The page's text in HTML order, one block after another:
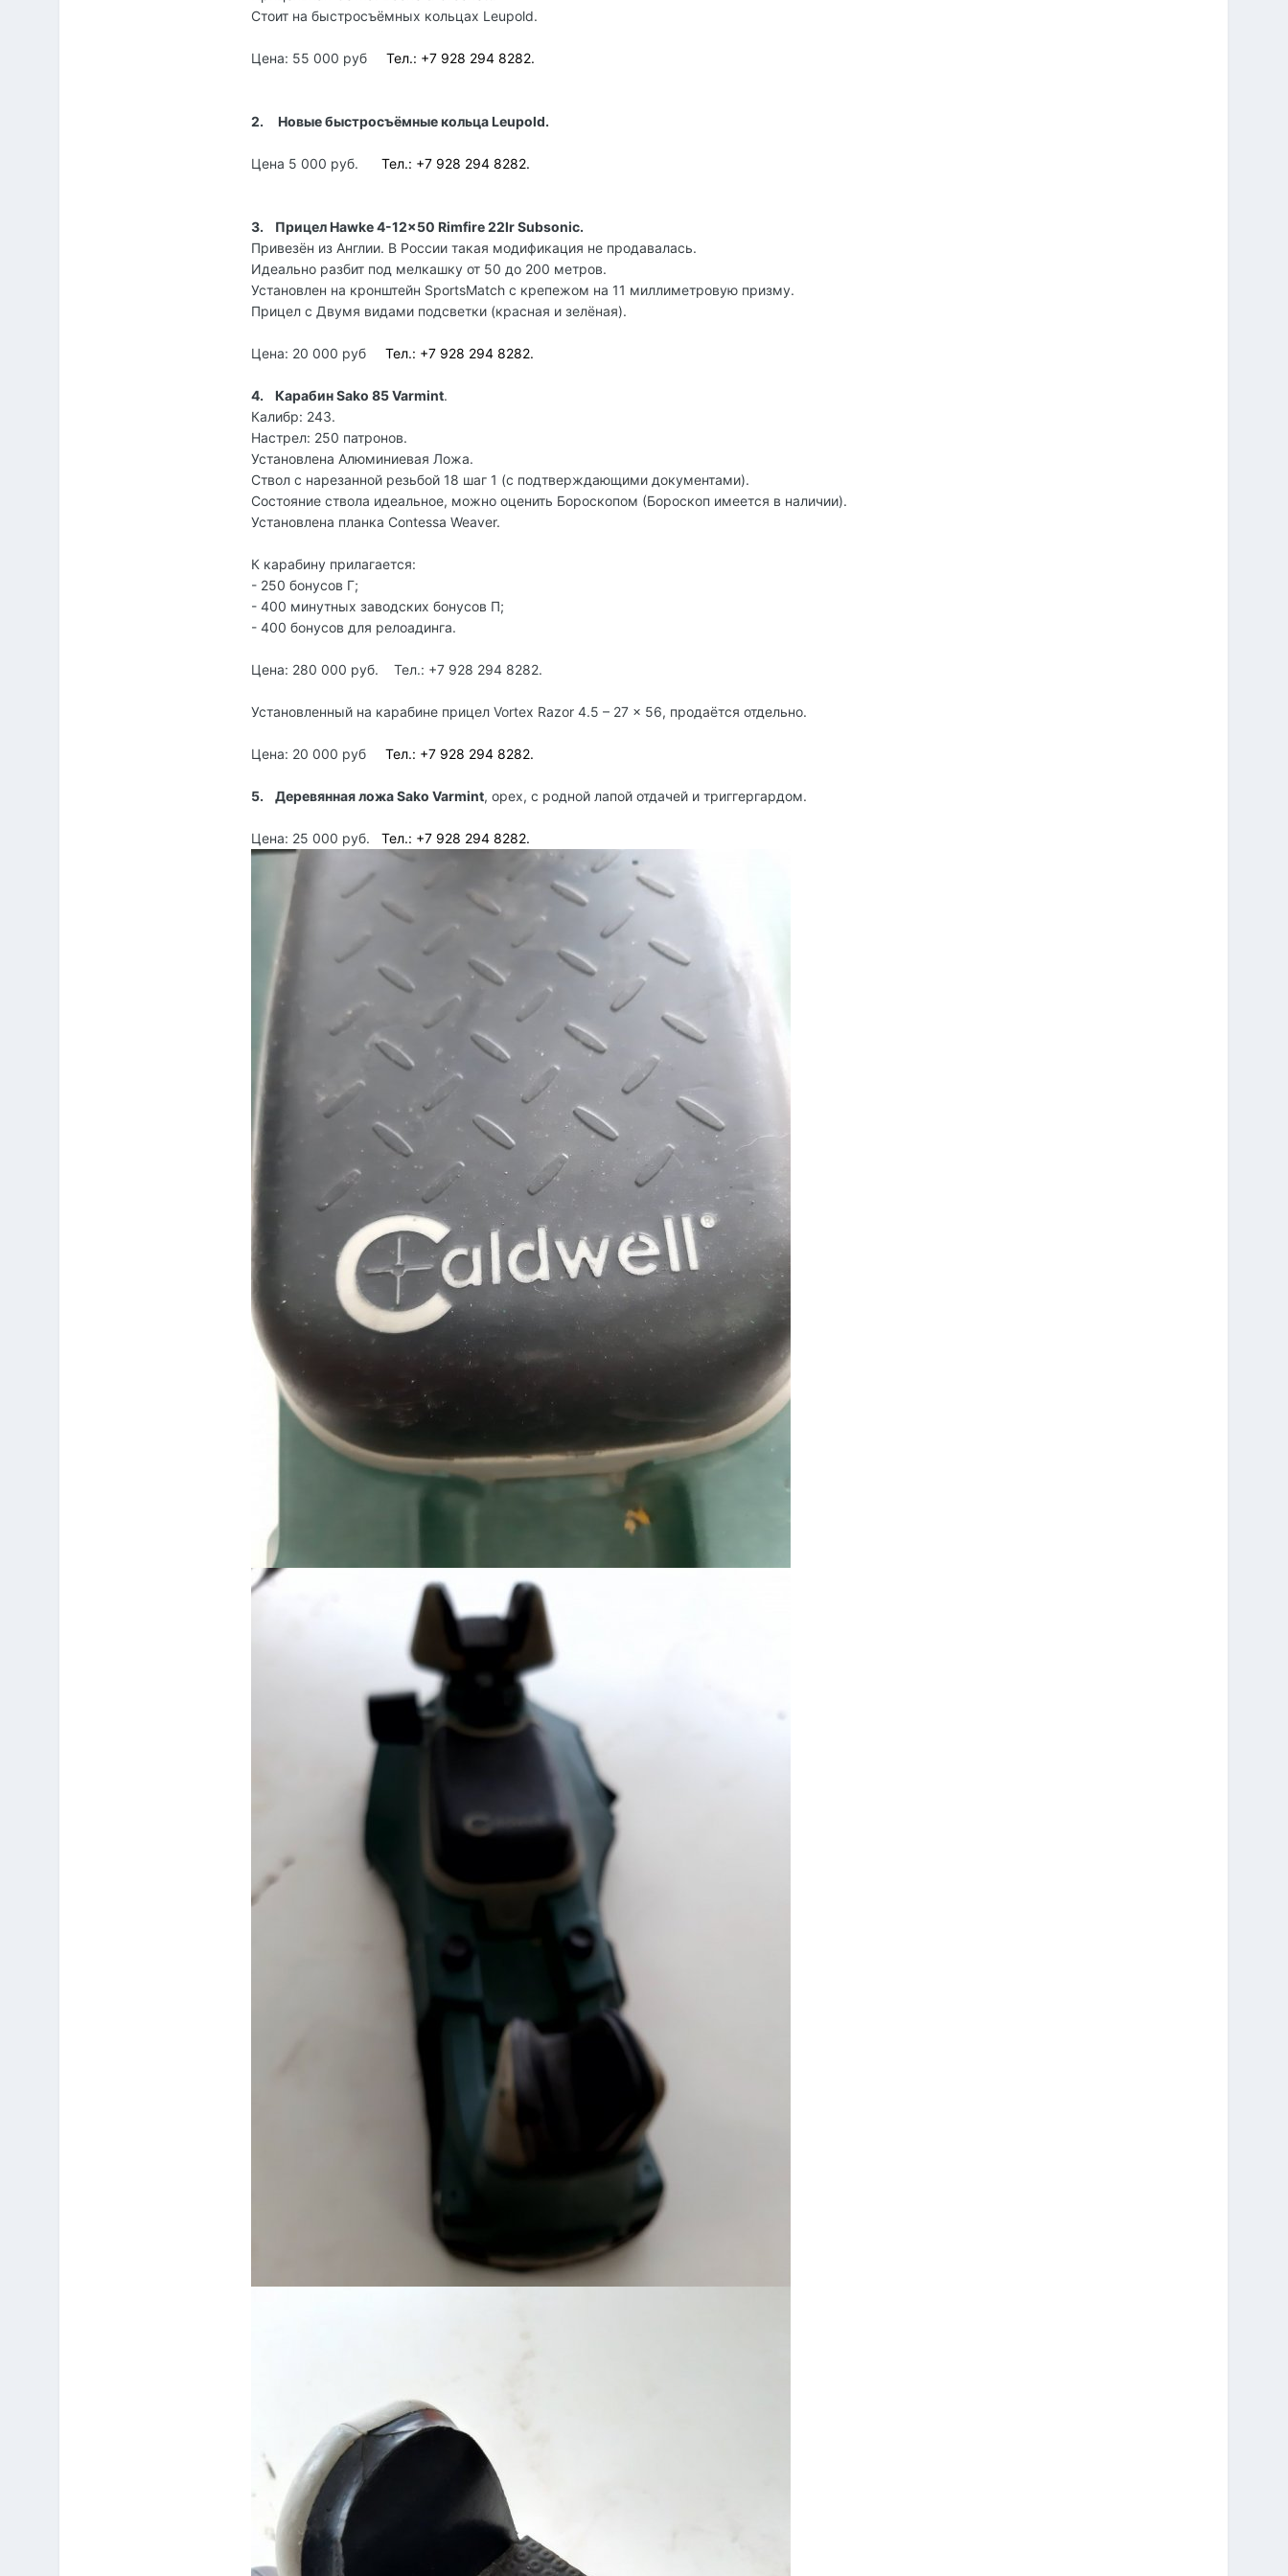
Стоит на быстросъёмных кольцах Leupold.
Цена: 55 000 рубТел.: +7 928 294 8282.
2. Новые быстросъёмные кольца Leupold.
Цена 5 000 руб. Тел.: +7 928 294 8282.
3. ПрицелHawke 4-12x50 Rimfire 22lr Subsonic.
Привезён из Англии. В России такая модификация не продавалась.
Идеально разбит под мелкашку от 50 до 200 метров.
Установлен на кронштейн SportsMatch с крепежом на 11 миллиметровую призму.
Прицел с Двумя видами подсветки (красная и зелёная).
Цена: 20 000 рубТел.: +7 928 294 8282.
4. КарабинSako 85Varmint.
Калибр: 243.
Настрел: 250 патронов.
Установлена Алюминиевая Ложа.
Ствол с нарезанной резьбой 18 шаг 1 (с подтверждающими документами).
Состояние ствола идеальное, можно оценить Бороскопом (Бороскоп имеется в наличии).
Установлена планка Contessa Weaver.
К карабину прилагается:
- 250 бонусов Г;
- 400 минутных заводских бонусов П;
- 400 бонусов для релоадинга.
Цена: 280 000 руб. Тел.: +7 928 294 8282.
Установленный на карабине прицел Vortex Razor 4.5 – 27 x 56, продаётся отдельно.
Цена: 20 000 рубТел.: +7 928 294 8282.
5. Деревянная ложа Sako Varmint, орех, с родной лапой отдачей и триггергардом.
Цена: 25 000 руб.Тел.: +7 928 294 8282.